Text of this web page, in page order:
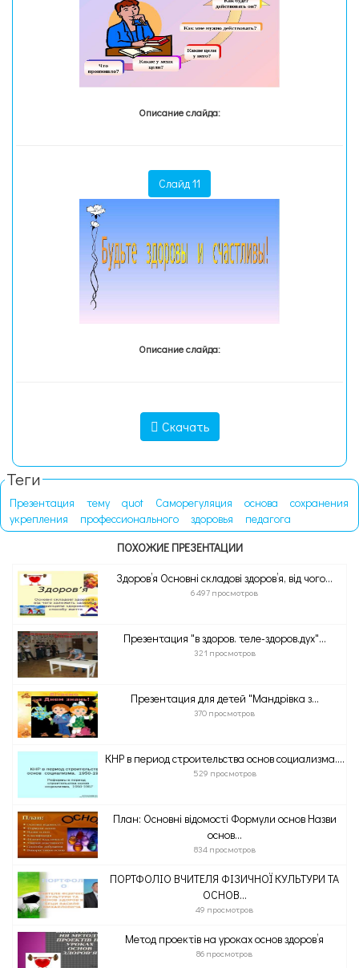
Описание слайда:
Слайд 11
Описание слайда:
Скачать
Теги
Презентация тему quot Саморегуляция основа
сохранения
укрепления
профессионального здоровья
педагога
ПОХОЖИЕ ПРЕЗЕНТАЦИИ
Здоров’я Основні складові здоров’я, від чого...
6 497 просмотров
Презентация "в здоров. теле-здоров.дух"...
321 просмотров
Презентация для детей "Мандрівка з...
370 просмотров
КНР в период строительства основ социализма....
529 просмотров
План: Основні відомості Формули основ Назви
основ...
834 просмотров
ПОРТФОЛІО ВЧИТЕЛЯ ФІЗИЧНОЇ КУЛЬТУРИ ТА
ОСНОВ...
49 просмотров
Метод проектів на уроках основ здоров’я
86 просмотров